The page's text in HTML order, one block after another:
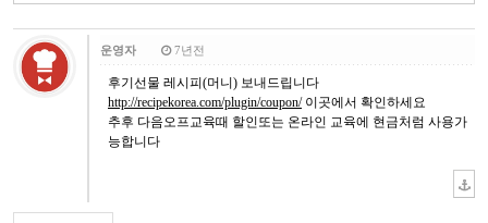
운영자 7년전
후기선물 레시피(머니) 보내드립니다
http://recipekorea.com/plugin/coupon/이곳에서 확인하세요
추후 다음오프교육때 할인또는 온라인 교육에 현금처럼 사용가
능합니다